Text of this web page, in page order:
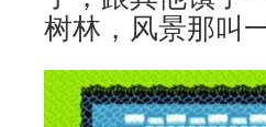
树林，风景那叫